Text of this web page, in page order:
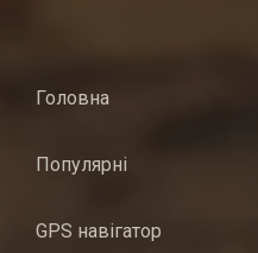
Головна
Популярні
GPS навігатор